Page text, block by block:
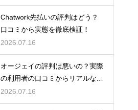
Chatwork先払いの評判はどう？
口コミから実態を徹底検証！
2026.07.16
オージェイの評判は悪いの？実際
の利用者の口コミからリアルな実
態検証
2026.07.16